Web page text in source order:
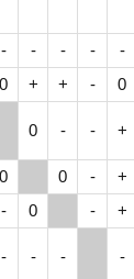
- - - - -
0 + + - 0
0 - - +
0 0 - +
- 0 - +
- - - -